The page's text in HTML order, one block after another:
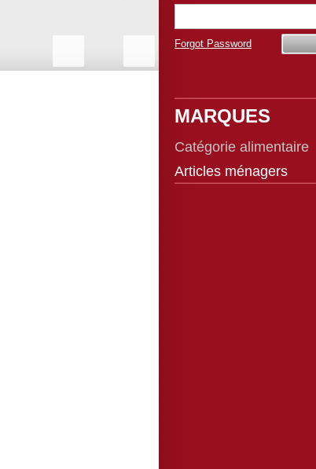
Forgot Password
MARQUES
Catégorie alimentaire
Articles ménagers